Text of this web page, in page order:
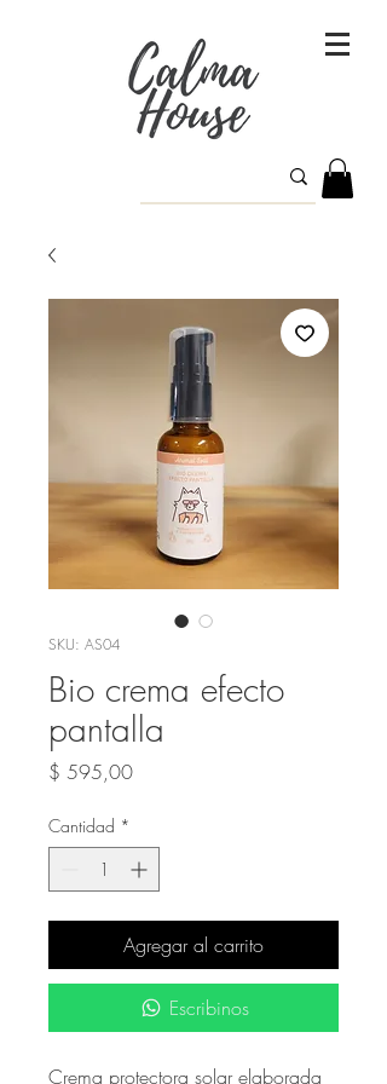
SKU: AS04
Bio crema efecto
pantalla
$ 595,00Precio
Cantidad *
Agregar al carrito
Escribinos
Crema protectora solar elaborada